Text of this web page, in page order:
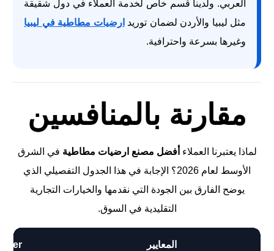
العربي. ولدينا قسم خاص لخدمة العملاء في دول شقيقة
مثل ليبيا والأردن لضمان توريد ارضيات مطاطية في ليبيا
وغيرها بسرعة واحترافية.
مقارنة بالمنافسين
لماذا يعتبرنا العملاء أفضل مصنع ارضيات مطاطية في الشرق
الأوسط لعام 2026؟ الإجابة في هذا الجدول التفصيلي الذي
يوضح الفارق بين الجودة التي نقدمها والخيارات التجارية
التقليدية في السوق.
المعايير